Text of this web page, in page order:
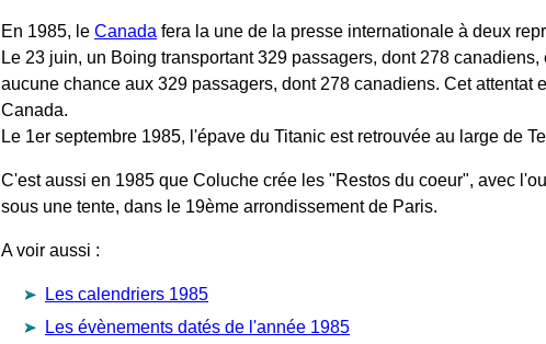
En 1985, le Canada fera la une de la presse internationale à deux
Le 23 juin, un Boing transportant 329 passagers, dont 278
aucune chance aux 329 passagers, dont 278 canadiens. Cet attentat
Canada.
Le 1er septembre 1985, l'épave du Titanic est retrouvée au large de
C'est aussi en 1985 que Coluche crée les "Restos du coeur", avec
sous une tente, dans le 19ème arrondissement de Paris.
A voir aussi :
Les calendriers 1985
Les évènements datés de l'année 1985